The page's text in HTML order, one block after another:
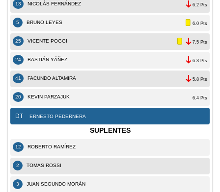
13 NICOLÁS FERNÁNDEZ 6.2 Pts
5 BRUNO LEYES 6.0 Pts
25 VICENTE POGGI 7.5 Pts
24 BASTIÁN YÁÑEZ 6.3 Pts
41 FACUNDO ALTAMIRA 5.8 Pts
20 KEVIN PARZAJUK 6.4 Pts
DT ERNESTO PEDERNERA
SUPLENTES
12 ROBERTO RAMÍREZ
2 TOMAS ROSSI
3 JUAN SEGUNDO MORÁN